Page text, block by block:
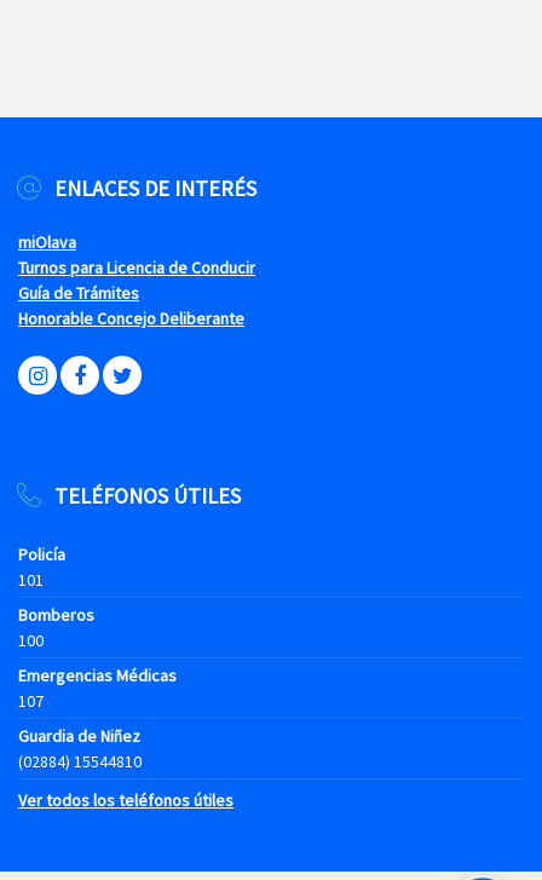
ENLACES DE INTERÉS
miOlava
Turnos para Licencia de Conducir
Guía de Trámites
Honorable Concejo Deliberante
TELÉFONOS ÚTILES
Policía
101
Bomberos
100
Emergencias Médicas
107
Guardia de Niñez
(02884) 15544810
Ver todos los teléfonos útiles